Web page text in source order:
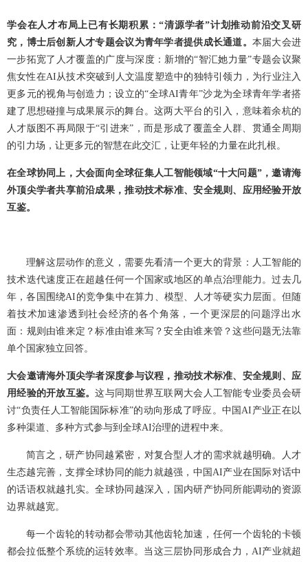
学会在人才布局上已有长期积累：“清源学者”计划推动前沿交叉研
究，博士后创新人才专题会议为青年学者提供成长通道。 本届大会进
一步拓宽了人才覆盖的广度与深度：新增的“智汇她力量”专题会议聚
焦女性在AI从技术突破到人文温度塑造中的独特引领力，为行业注入
更多元的视角与创造力；设立的“全球AI青年”沙龙为全球青年学者搭
建了思想碰撞与成果展示的舞台。这两大平台的引入，意味着余杭的
人才版图不再局限于“引进来”，而是形成了覆盖全人群、贯通全周期
的引力场，让更多元的智慧在此交汇，让更年轻的力量在此扎根。
在全球协同上，大会面向全球征集人工智能领域“十大问题”，邀请海
外顶尖学者共享前沿成果，推动技术标准、安全规则、应用经验开放
互鉴。
理解这层动作的意义，需要先看清一个更大的背景：人工智能的
技术迭代速度正在超越任何一个国家或地区的单点治理能力。过去几
年，各国围绕AI的竞争集中在算力、模型、人才等硬实力层面。但随
着技术加速渗透到社会经济的各个角落，一个更深层的问题浮出水
面：规则由谁来定？标准由谁来写？安全由谁来管？这些问题无法靠
单个国家独立回答。
大会邀请海外顶尖学者深度参与议程，推动技术标准、安全规则、应
用经验的开放互鉴。这与同期世界互联网大会人工智能专业委员会研
讨“负责任人工智能国际标准”的动向形成了呼应。中国AI产业正在以
多种渠道、多种方式参与到全球AI治理的进程中来。
简言之，研产协同越紧密，对复合型人才的需求就越明确。人才
生态越完善，支撑全球协同的能力就越强，中国AI产业在国际对话中
的话语权就越扎实。全球协同越深入，国内研产协同所能调动的资源
边界就越宽。
每一个齿轮的转动都会带动其他齿轮加速，任何一个齿轮的卡顿
都会拉低整个系统的运转效率。当这三层协同形成合力，AI产业就超